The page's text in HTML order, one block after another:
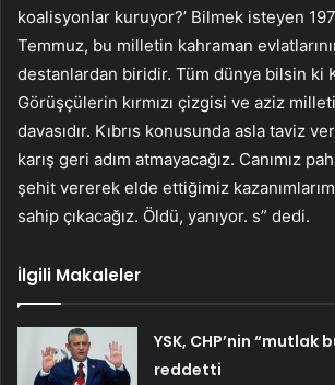
koalisyonlar kuruyor?’ Bilmek isteyen
Temmuz, bu milletin kahraman
destanlardan biridir. Tüm dünya bilsin ki
Görüşçülerin kırmızı çizgisi ve aziz
davasıdır. Kıbrıs konusunda asla taviz
karış geri adım atmayacağız. Canımız
şehit vererek elde ettiğimiz
sahip çıkacağız. Öldü, yanıyor. s” dedi.
İlgili Makaleler
YSK, CHP’nin “mutlak
reddetti